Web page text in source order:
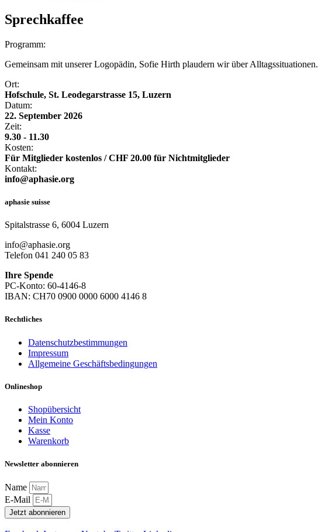
Sprechkaffee
Programm:
Gemeinsam mit unserer Logopädin, Sofie Hirth plaudern wir über
Ort:
Hofschule, St. Leodegarstrasse 15, Luzern
Datum:
22. September 2026
Zeit:
9.30 - 11.30
Kosten:
Für Mitglieder kostenlos / CHF 20.00 für Nichtmitglieder
Kontakt:
info@aphasie.org
aphasie suisse
Spitalstrasse 6, 6004 Luzern
info@aphasie.org
Telefon 041 240 05 83
Ihre Spende
PC-Konto: 60-4146-8
IBAN: CH70 0900 0000 6000 4146 8
Rechtliches
Datenschutzbestimmungen
Impressum
Allgemeine Geschäftsbedingungen
Onlineshop
Shopübersicht
Mein Konto
Kasse
Warenkorb
Newsletter abonnieren
Name
E-Mail
Jetzt abonnieren